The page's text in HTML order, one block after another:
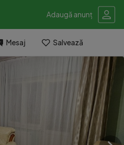
Adaugă anunț
Mesaj Salvează